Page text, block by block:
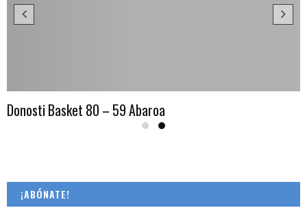
Donosti Basket 80 – 59 Abaroa
¡ABÓNATE!